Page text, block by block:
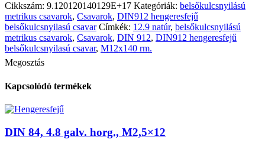
Cikkszám: 9.120120140129E+17 Kategóriák: belsőkulcsnyilású
metrikus csavarok, Csavarok, DIN912 hengeresfejű
belsőkulcsnyilasú csavar Címkék: 12.9 natúr, belsőkulcsnyilású
metrikus csavarok, Csavarok, DIN 912, DIN912 hengeresfejű
belsőkulcsnyilasú csavar, M12x140 rm.
Megosztás
Kapcsolódó termékek
DIN 84, 4.8 galv. horg., M2,5×12